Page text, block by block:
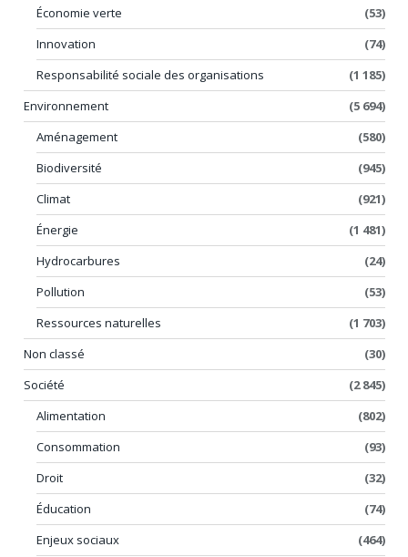
Économie verte
(53)
Innovation
(74)
Responsabilité sociale des organisations
(1 185)
Environnement
(5 694)
Aménagement
(580)
Biodiversité
(945)
Climat
(921)
Énergie
(1 481)
Hydrocarbures
(24)
Pollution
(53)
Ressources naturelles
(1 703)
Non classé
(30)
Société
(2 845)
Alimentation
(802)
Consommation
(93)
Droit
(32)
Éducation
(74)
Enjeux sociaux
(464)